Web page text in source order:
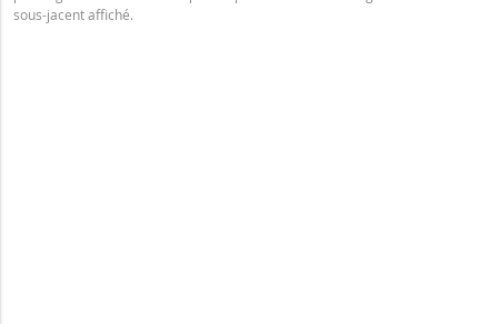
sous-jacent affiché.